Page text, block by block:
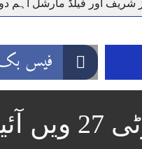
شریف اور فیلڈ مارشل اہم
کا شناختی کارڈ
کیپٹن(ر) ندیم ناصر کا
سلائیڈنگ اور کوٹلی
طارق مکمل فوجی
فیس
پیپلز